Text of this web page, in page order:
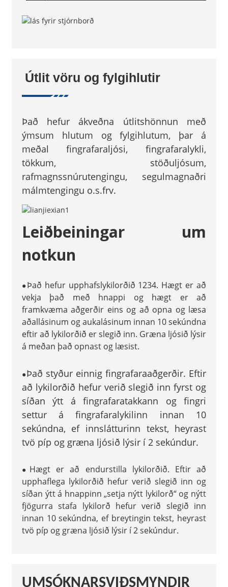
Útlit vöru og fylgihlutir
Það hefur ákveðna útlitshönnun með
ýmsum hlutum og fylgihlutum, þar á
meðal fingrafaraljósi, fingrafaralykli,
tökkum, stöðuljósum,
rafmagnssnúrutengingu, segulmagnaðri
málmtengingu o.s.frv.
Leiðbeiningar um
notkun
●Það hefur upphafslykilorðið 1234. Hægt er að
vekja það með hnappi og hægt er að
framkvæma aðgerðir eins og að opna og læsa
aðallásinum og aukalásinum innan 10 sekúndna
eftir að lykilorðið er slegið inn. Græna ljósið lýsir
á meðan það opnast og læsist.
●Það styður einnig fingrafaraaðgerðir. Eftir
að lykilorðið hefur verið slegið inn fyrst og
síðan ýtt á fingrafaratakkann og fingri
settur á fingrafaralykilinn innan 10
sekúndna, ef innslátturinn tekst, heyrast
tvö píp og græna ljósið lýsir í 2 sekúndur.
● Hægt er að endurstilla lykilorðið. Eftir að
upphaflega lykilorðið hefur verið slegið inn og
síðan ýtt á hnappinn „setja nýtt lykilorð“ og nýtt
fjögurra stafa lykilorð hefur verið slegið inn
innan 10 sekúndna, ef breytingin tekst, heyrast
tvö píp og græna ljósið lýsir í 2 sekúndur.
UMSÓKNARSVIÐSMYNDIR